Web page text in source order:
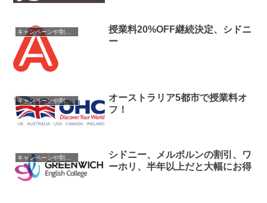
授業料20%OFF継続決定、シドニ
ー
キャンペーンや割引情報
オーストラリア5都市で授業料オ
フ！
シドニー、メルボルンの割引、ワ
ーホリ、半年以上だと大幅にお得